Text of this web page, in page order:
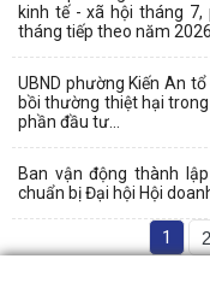
kinh tế - xã hội tháng
tháng tiếp theo năm 2026
UBND phường Kiến An
bồi thường thiệt hại
phần đầu tư...
Ban vận động thành
chuẩn bị Đại hội Hội
1 2